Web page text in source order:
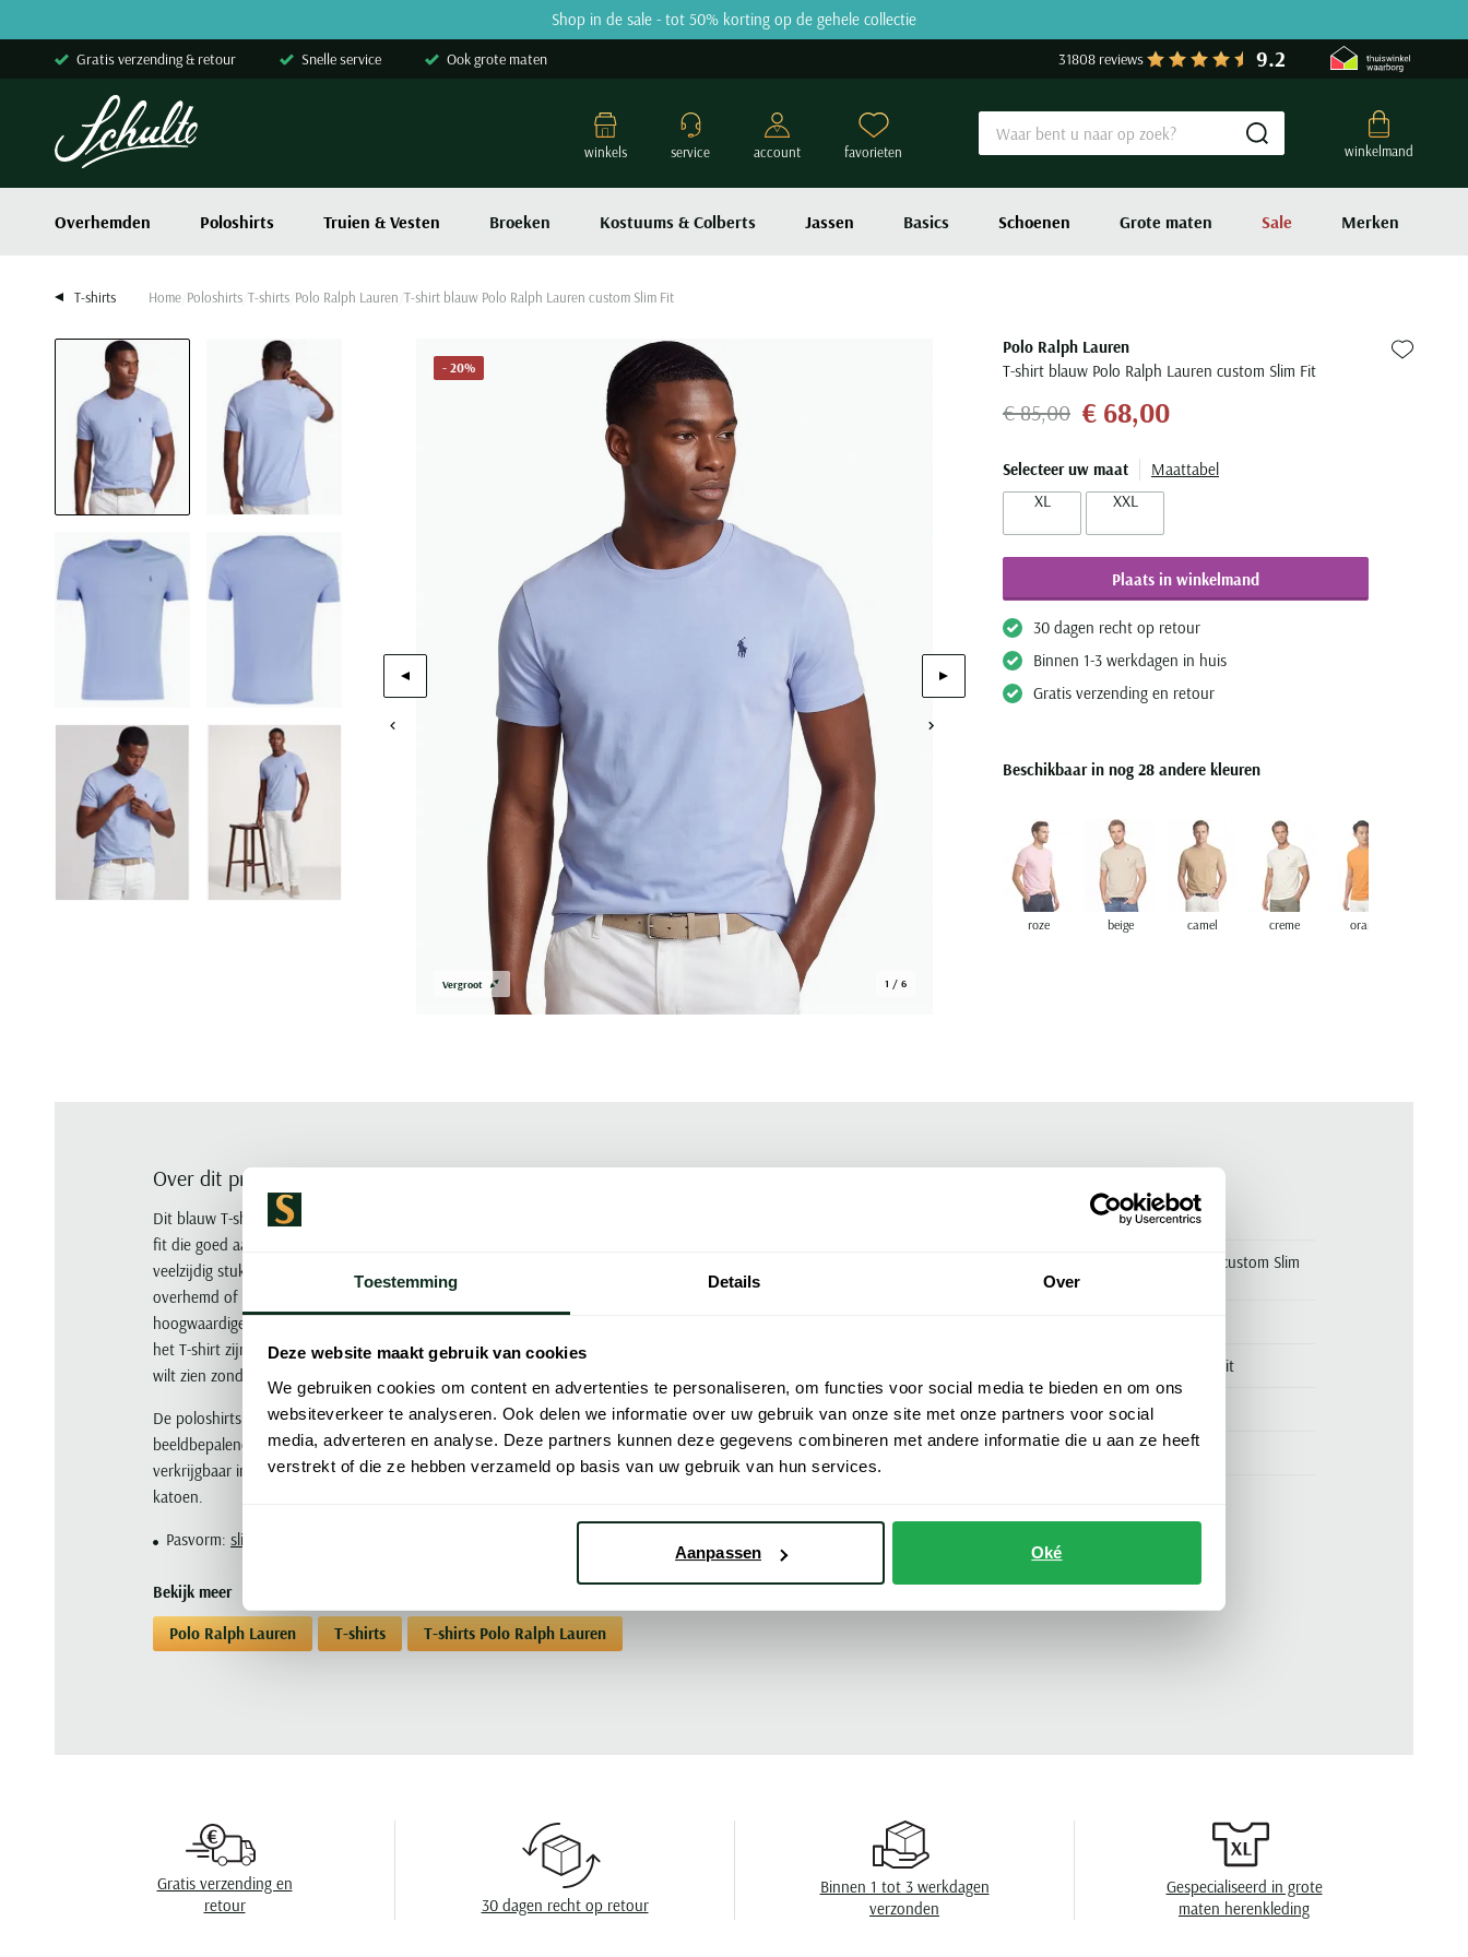
Toestemming Details Over
Deze website maakt gebruik van cookies
We gebruiken cookies om content en advertenties te personaliseren, om functies voor social media te bieden en om ons
websiteverkeer te analyseren. Ook delen we informatie over uw gebruik van onze site met onze partners voor social
media, adverteren en analyse. Deze partners kunnen deze gegevens combineren met andere informatie die u aan ze heeft
verstrekt of die ze hebben verzameld op basis van uw gebruik van hun services.
Aanpassen Oké
Shop in de sale - tot 50% korting op de gehele collectie
Gratis verzending & retour Snelle service Ook grote maten 31808 reviews 9.2
winkelmand
Submit search
Overhemden Poloshirts Truien & Vesten Broeken Kostuums & Colberts Jassen Basics Schoenen Grote maten Sale Merken
winkels service account favorieten
T-shirts Home Poloshirts T-shirts Polo Ralph Lauren T-shirt blauw Polo Ralph Lauren custom Slim Fit
Vergroot 1 / 6
- 20%
Polo Ralph Lauren
T-shirt blauw Polo Ralph Lauren custom Slim Fit
Zet bij
€ 85,00 € 68,00
Selecteer uw maat
Maattabel
XL
XXL
Plaats in winkelmand
30 dagen recht op retour
Binnen 1-3 werkdagen in huis
Gratis verzending en retour
Beschikbaar in nog 28 andere kleuren
roze beige camel creme oranje
Over dit product
Dit blauw T-shirt van Polo Ralph Lauren is gemaakt van 100% katoen en heeft een custom slim
fit die goed aansluit zonder te strak te zitten. De ronde hals en korte mouwen maken het een
veelzijdig stuk voor warme dagen. Het effen ontwerp in blauw past makkelijk onder een open
overhemd of draag je op zichzelf met een chino of jeans. Polo Ralph Lauren staat bekend om
hoogwaardige afwerking, en dat merk je in de kwaliteit van het katoen en de manier waarop
het T-shirt zijn vorm behoudt. Een goede keuze voor zomerse dagen waarop je er verzorgd uit
wilt zien zonder er te veel over na te denken.
De poloshirts van POLO Ralph Lauren zijn volledig geïnspireerd door de stijl van het
beeldbepalende American Sportswear. Polo's van dit gerommeerde Amerikaanse modehuis zijn
verkrijgbaar in de populaire mesh-kwaliteit of in het comfortabele zachte interlock van Pima-
katoen.
Pasvorm: slim fit
Bekijk meer
Polo Ralph Lauren T-shirts T-shirts Polo Ralph Lauren
T-shirt blauw Polo Ralph Lauren custom Slim
Polo Ralph Lauren Custom Slim Fit
Materiaal 100% katoen
Pasvorm slim fit
korte mouw
Leveranciers nr. 710671438-020
Meer kenmerken
Gratis verzending en
retour
30 dagen recht op retour
Binnen 1 tot 3 werkdagen
verzonden
Gespecialiseerd in grote
maten herenkleding